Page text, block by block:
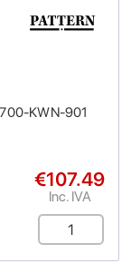
KWN-901
€107.49
Inc. IVA